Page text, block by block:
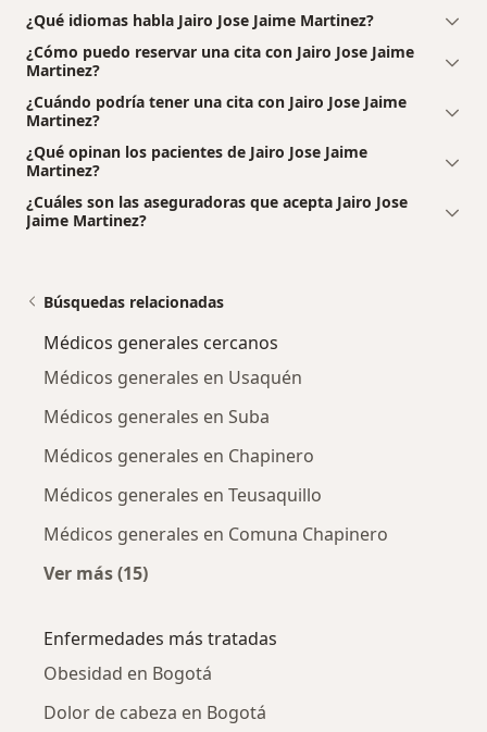
¿Qué idiomas habla Jairo Jose Jaime Martinez?
¿Cómo puedo reservar una cita con Jairo Jose Jaime
Martinez?
¿Cuándo podría tener una cita con Jairo Jose Jaime
Martinez?
¿Qué opinan los pacientes de Jairo Jose Jaime
Martinez?
¿Cuáles son las aseguradoras que acepta Jairo Jose
Jaime Martinez?
Búsquedas relacionadas
Médicos generales cercanos
Médicos generales en Usaquén
Médicos generales en Suba
Médicos generales en Chapinero
Médicos generales en Teusaquillo
Médicos generales en Comuna Chapinero
Ver más (15)
Enfermedades más tratadas
Obesidad en Bogotá
Dolor de cabeza en Bogotá